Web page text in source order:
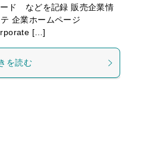
ド などを記録 販売企業情
企業ホームページ
[…]
を読む